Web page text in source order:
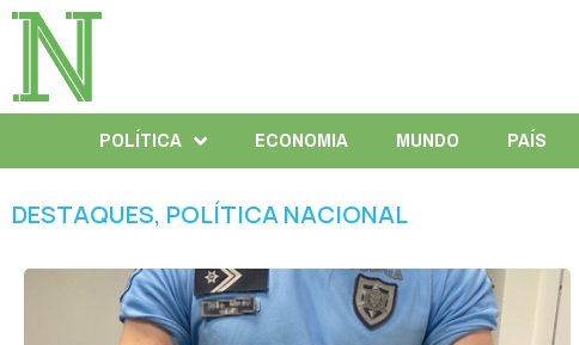
POLÍTICA ECONOMIA MUNDO PAÍS
DESTAQUES, POLÍTICA NACIONAL